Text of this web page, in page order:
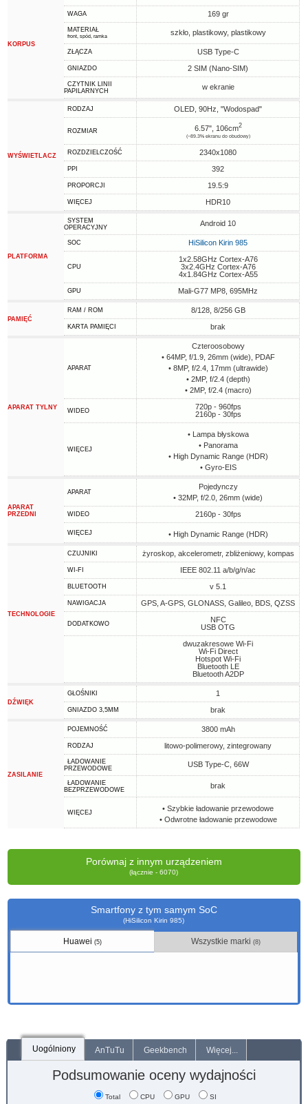
KORPUS
WAGA 169 gr
MATERIAŁ
front, spód, ramka szkło, plastikowy, plastikowy
ZŁĄCZA USB Type-C
GNIAZDO 2 SIM (Nano-SIM)
CZYTNIK LINII
PAPILARNYCH
w ekranie
WYŚWIETLACZ
RODZAJ OLED, 90Hz, "Wodospad"
ROZMIAR 6.57", 106cm2
(~89.3% ekranu do obudowy)
ROZDZIELCZOŚĆ 2340x1080
PPI 392
PROPORCJI 19.5:9
WIĘCEJ HDR10
PLATFORMA
SYSTEM
OPERACYJNY
Android 10
SOC HiSilicon Kirin 985
CPU
1x2.58GHz Cortex-A76
3x2.4GHz Cortex-A76
4x1.84GHz Cortex-A55
GPU Mali-G77 MP8, 695MHz
PAMIĘĆ
RAM / ROM 8/128, 8/256 GB
KARTA PAMIĘCI brak
APARAT TYLNY
APARAT
Czteroosobowy
• 64MP, f/1.9, 26mm (wide), PDAF
• 8MP, f/2.4, 17mm (ultrawide)
• 2MP, f/2.4 (depth)
• 2MP, f/2.4 (macro)
WIDEO
720p - 960fps
2160p - 30fps
WIĘCEJ
• Lampa błyskowa
• Panorama
• High Dynamic Range (HDR)
• Gyro-EIS
APARAT
PRZEDNI
APARAT
Pojedynczy
• 32MP, f/2.0, 26mm (wide)
WIDEO 2160p - 30fps
WIĘCEJ • High Dynamic Range (HDR)
TECHNOLOGIE
CZUJNIKI żyroskop, akcelerometr, zbliżeniowy, kompas
WI-FI IEEE 802.11 a/b/g/n/ac
BLUETOOTH v 5.1
NAWIGACJA GPS, A-GPS, GLONASS, Galileo, BDS, QZSS
DODATKOWO
NFC
USB OTG
dwuzakresowe Wi-Fi
Wi-Fi Direct
Hotspot Wi-Fi
Bluetooth LE
Bluetooth A2DP
DŹWIĘK
GŁOŚNIKI 1
GNIAZDO 3,5MM brak
ZASILANIE
POJEMNOŚĆ 3800 mAh
RODZAJ litowo-polimerowy, zintegrowany
ŁADOWANIE
PRZEWODOWE
USB Type-C, 66W
ŁADOWANIE
BEZPRZEWODOWE
brak
WIĘCEJ
• Szybkie ładowanie przewodowe
• Odwrotne ładowanie przewodowe
Porównaj z innym urządzeniem
(łącznie - 6070)
Smartfony z tym samym SoC
(HiSilicon Kirin 985)
Huawei(5) Wszystkie marki(8)
Uogólniony AnTuTu Geekbench Więcej...
Podsumowanie oceny wydajności
Total CPU GPU SI